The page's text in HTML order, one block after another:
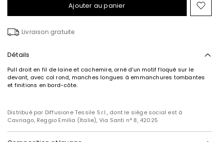
Ajouter au panier
Livraison gratuite
Détails
Pull droit en fil de laine et cachemire, orné d'un motif floqué sur le
devant, avec col rond, manches longues à emmanchures tombantes
et finitions en bord-côte.
Distribué par Diffusione Tessile S.r.l., dont le siège social est à
Cavriago, Reggio Emilia (Italie), Via Santi n° 8, 42025